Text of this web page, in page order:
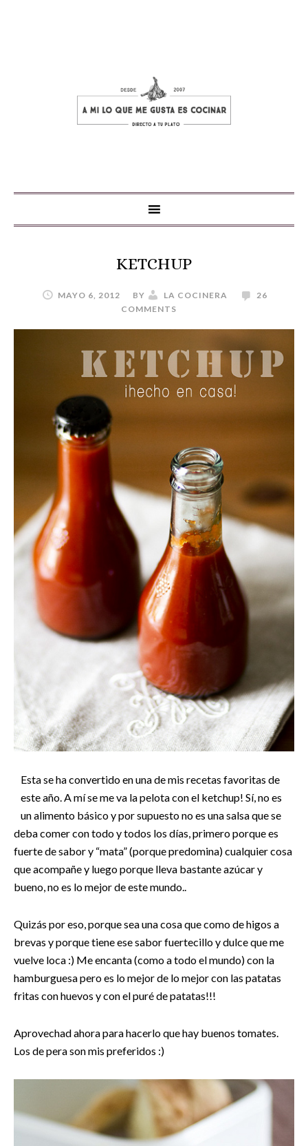
KETCHUP
MAYO 6, 2012 BY LA COCINERA
26
COMMENTS
Esta se ha convertido en una de mis recetas favoritas de
este año. A mí se me va la pelota con el ketchup! Sí, no es
un alimento básico y por supuesto no es una salsa que se
deba comer con todo y todos los días, primero porque es
fuerte de sabor y “mata” (porque predomina) cualquier cosa
que acompañe y luego porque lleva bastante azúcar y
bueno, no es lo mejor de este mundo..
Quizás por eso, porque sea una cosa que como de higos a
brevas y porque tiene ese sabor fuertecillo y dulce que me
vuelve loca :) Me encanta (como a todo el mundo) con la
hamburguesa pero es lo mejor de lo mejor con las patatas
fritas con huevos y con el puré de patatas!!!
Aprovechad ahora para hacerlo que hay buenos tomates.
Los de pera son mis preferidos :)